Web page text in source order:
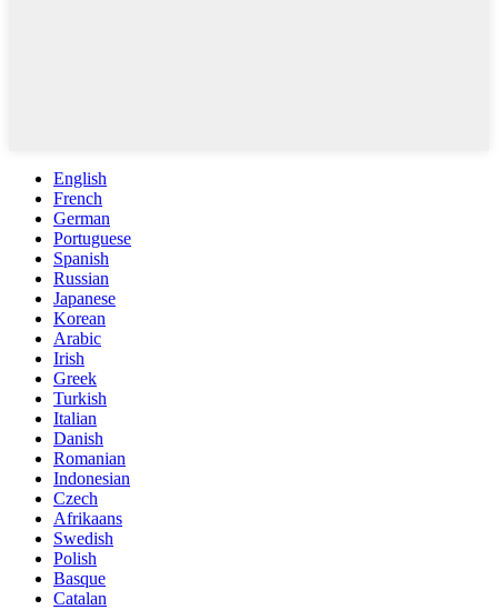
English
French
German
Portuguese
Spanish
Russian
Japanese
Korean
Arabic
Irish
Greek
Turkish
Italian
Danish
Romanian
Indonesian
Czech
Afrikaans
Swedish
Polish
Basque
Catalan